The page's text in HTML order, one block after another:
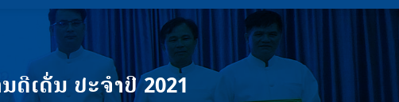
ເດັ່ນ ປະຈໍາປີ 2021